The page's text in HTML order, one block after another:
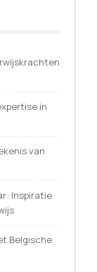
in
van
Inspiratie
Belgische